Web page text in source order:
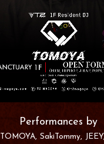
Performances by
TOMOYA SakiTommy JEEY